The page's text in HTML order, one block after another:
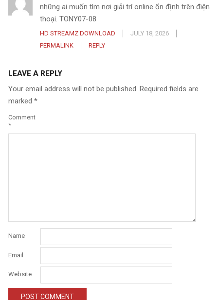
những ai muốn tìm nơi giải trí online ổn định trên điện
thoại. TONY07-08
HD STREAMZ DOWNLOAD
JULY 18, 2026
PERMALINK
REPLY
LEAVE A REPLY
Your email address will not be published. Required fields are
marked *
Comment
*
Name
Email
Website